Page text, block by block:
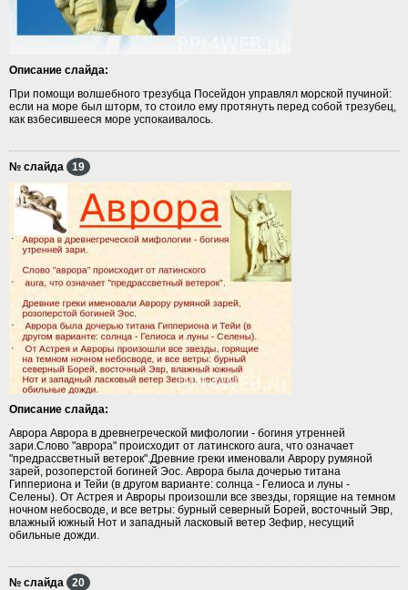
Описание слайда:
При помощи волшебного трезубца Посейдон управлял морской пучиной:
если на море был шторм, то стоило ему протянуть перед собой трезубец,
как взбесившееся море успокаивалось.
№ слайда 19
Описание слайда:
Аврора Аврора в древнегреческой мифологии - богиня утренней
зари.Слово "аврора" происходит от латинского aura, что означает
"предрассветный ветерок".Древние греки именовали Аврору румяной
зарей, розоперстой богиней Эос. Аврора была дочерью титана
Гиппериона и Тейи (в другом варианте: солнца - Гелиоса и луны -
Селены). От Астрея и Авроры произошли все звезды, горящие на темном
ночном небосводе, и все ветры: бурный северный Борей, восточный Эвр,
влажный южный Нот и западный ласковый ветер Зефир, несущий
обильные дожди.
№ слайда 20